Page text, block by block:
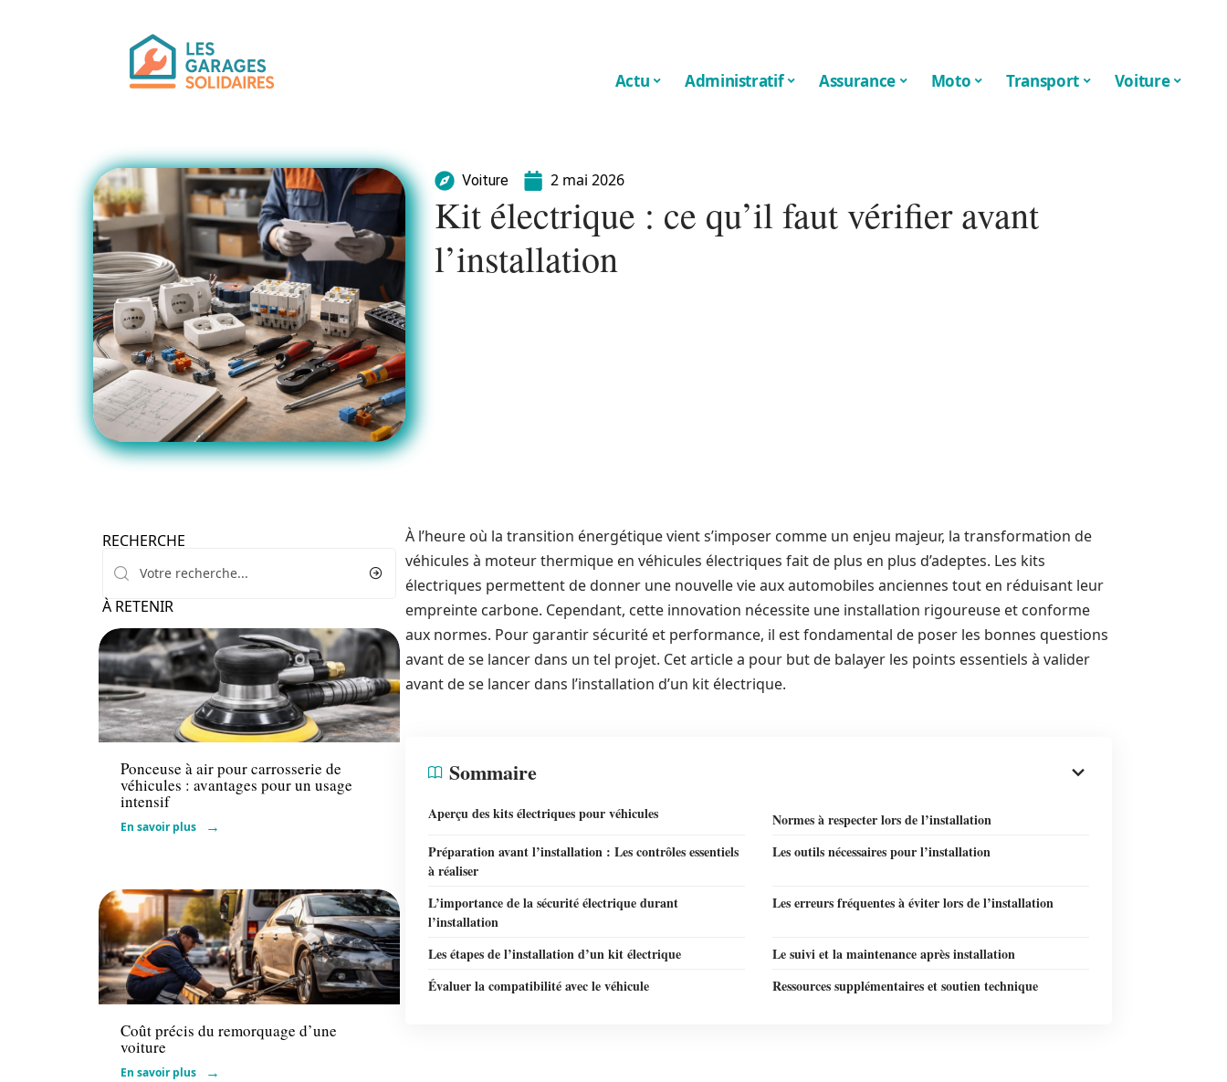
Actu Administratif Assurance Moto Transport Voiture
Voiture 2 mai 2026
Kit électrique : ce qu’il faut vérifier avant
l’installation
RECHERCHE
À RETENIR
Actu
Ponceuse à air pour carrosserie de
véhicules : avantages pour un usage
intensif
En savoir plus
Actu
Coût précis du remorquage d’une
voiture
En savoir plus
À l’heure où la transition énergétique vient s’imposer comme un enjeu majeur, la transformation de
véhicules à moteur thermique en véhicules électriques fait de plus en plus d’adeptes. Les kits
électriques permettent de donner une nouvelle vie aux automobiles anciennes tout en réduisant leur
empreinte carbone. Cependant, cette innovation nécessite une installation rigoureuse et conforme
aux normes. Pour garantir sécurité et performance, il est fondamental de poser les bonnes questions
avant de se lancer dans un tel projet. Cet article a pour but de balayer les points essentiels à valider
avant de se lancer dans l’installation d’un kit électrique.
Sommaire
Aperçu des kits électriques pour véhicules
Normes à respecter lors de l’installation
Préparation avant l’installation : Les contrôles essentiels
à réaliser
Les outils nécessaires pour l’installation
L’importance de la sécurité électrique durant
l’installation
Les erreurs fréquentes à éviter lors de l’installation
Les étapes de l’installation d’un kit électrique
Le suivi et la maintenance après installation
Évaluer la compatibilité avec le véhicule
Ressources supplémentaires et soutien technique